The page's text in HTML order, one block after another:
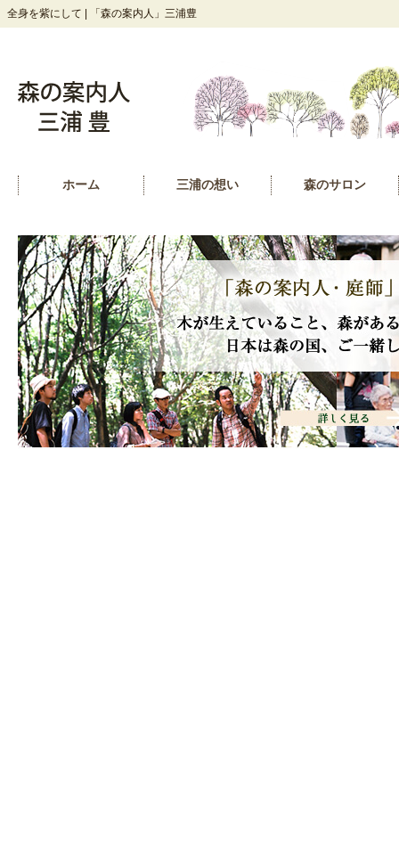
全身を紫にして | 「森の案内人」三浦豊
ホーム 三浦の想い 森のサロン